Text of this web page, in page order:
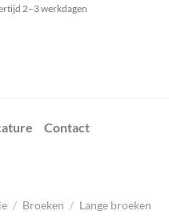
2–3 werkdagen
Contact
/ Broeken / Lange broeken